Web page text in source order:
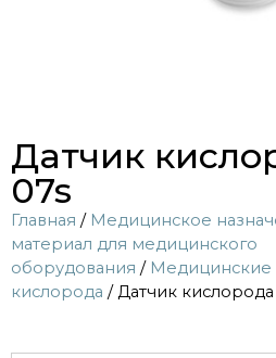
Датчик
07s
Главная / Медицинское
материал для медицинского
оборудования / Медицинские
кислорода / Датчик